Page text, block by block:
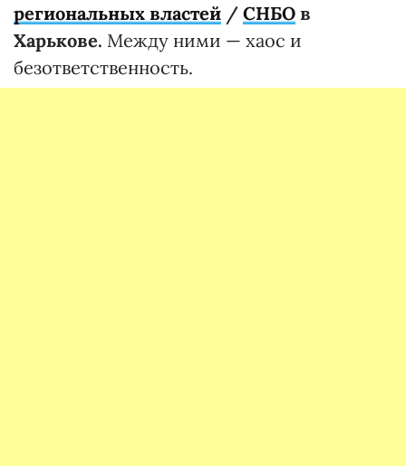
региональных властей / СНБО в
Харькове. Между ними — хаос и
безответственность.